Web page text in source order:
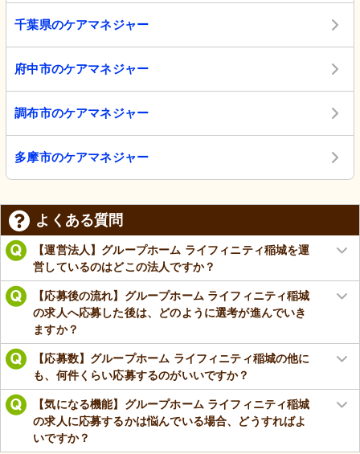
千葉県のケアマネジャー
府中市のケアマネジャー
調布市のケアマネジャー
多摩市のケアマネジャー
よくある質問
【運営法人】グループホーム ライフィニティ稲城を運
営しているのはどこの法人ですか？
【応募後の流れ】グループホーム ライフィニティ稲城
の求人へ応募した後は、どのように選考が進んでいき
ますか？
【応募数】グループホーム ライフィニティ稲城の他に
も、何件くらい応募するのがいいですか？
【気になる機能】グループホーム ライフィニティ稲城
の求人に応募するかは悩んでいる場合、どうすればよ
いですか？